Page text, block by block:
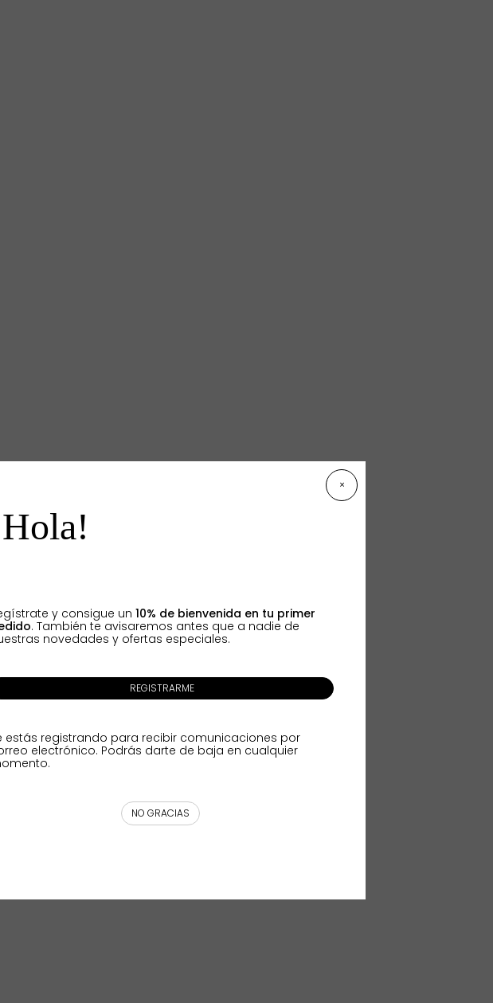
×
y consigue un 10% de bienvenida en tu primer
. También te avisaremos antes que a nadie de
novedades y ofertas especiales.
REGISTRARME
estás registrando para recibir comunicaciones por
electrónico. Podrás darte de baja en cualquier
NO GRACIAS